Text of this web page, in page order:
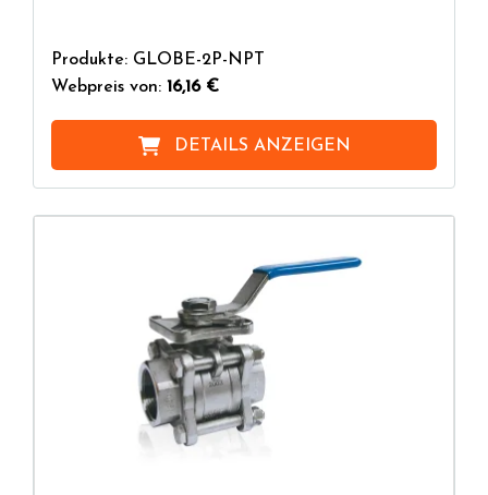
Produkte: GLOBE-2P-NPT
Webpreis von: 16,16 €
DETAILS ANZEIGEN